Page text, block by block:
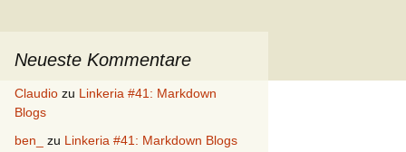
Neueste Kommentare
Claudio zu Linkeria #41: Markdown
Blogs
ben_
zu Linkeria #41: Markdown Blogs